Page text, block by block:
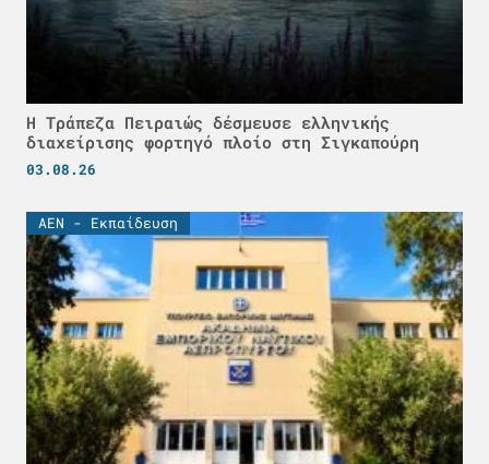
Η Τράπεζα Πειραιώς δέσμευσε ελληνικής
διαχείρισης φορτηγό πλοίο στη Σιγκαπούρη
03.08.26
ΑΕΝ - Εκπαίδευση